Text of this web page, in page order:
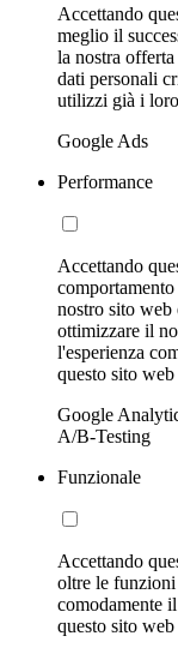
Accettando
meglio il
la nostra
dati personali
utilizzi già i
Google Ads
Performance
Accettando
nostro sito
ottimizzare il
l'esperienza
questo sito
Google
A/B-Testing
Funzionale
Accettando
oltre le
comodamente
questo sito